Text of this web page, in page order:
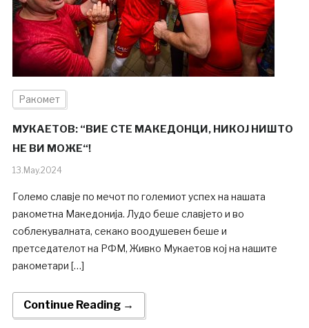
Ракомет
МУКАЕТОВ: “ВИЕ СТЕ МАКЕДОНЦИ, НИКОЈ НИШТО
НЕ ВИ МОЖЕ“!
13.May.2024
Големо славје по мечот по големиот успех на нашата
ракометна Македонија. Лудо беше славјето и во
соблекувалната, секако воодушевен беше и
претседателот на РФМ, Живко Мукаетов кој на нашите
ракометари […]
Continue Reading →